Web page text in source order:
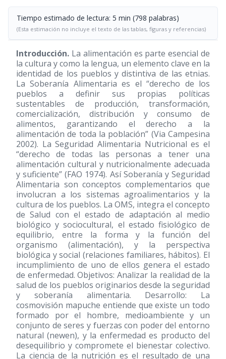
Tiempo estimado de lectura: 5 min (798 palabras)
(Esta estimación no incluye el texto de las tablas, figuras y referencias)
Introducción. La alimentación es parte esencial de
la cultura y como la lengua, un elemento clave en la
identidad de los pueblos y distintiva de las etnias.
La Soberanía Alimentaria es el “derecho de los
pueblos a definir sus propias políticas
sustentables de producción, transformación,
comercialización, distribución y consumo de
alimentos, garantizando el derecho a la
alimentación de toda la población” (Via Campesina
2002). La Seguridad Alimentaria Nutricional es el
“derecho de todas las personas a tener una
alimentación cultural y nutricionalmente adecuada
y suficiente” (FAO 1974). Así Soberanía y Seguridad
Alimentaria son conceptos complementarios que
involucran a los sistemas agroalimentarios y la
cultura de los pueblos. La OMS, integra el concepto
de Salud con el estado de adaptación al medio
biológico y sociocultural, el estado fisiológico de
equilibrio, entre la forma y la función del
organismo (alimentación), y la perspectiva
biológica y social (relaciones familiares, hábitos). El
incumplimiento de uno de ellos genera el estado
de enfermedad. Objetivos: Analizar la realidad de la
salud de los pueblos originarios desde la seguridad
y soberanía alimentaria. Desarrollo: La
cosmovisión mapuche entiende que existe un todo
formado por el hombre, medioambiente y un
conjunto de seres y fuerzas con poder del entorno
natural (newen), y la enfermedad es producto del
desequilibrio y compromete el bienestar colectivo.
La ciencia de la nutrición es el resultado de una